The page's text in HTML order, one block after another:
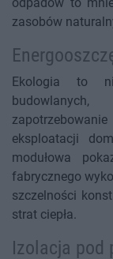
odpadów to
zasobów
Ekologia to
eksploatacji
modułowa
fabrycznego
szczelności
strat ciepła.
Izolacja pod